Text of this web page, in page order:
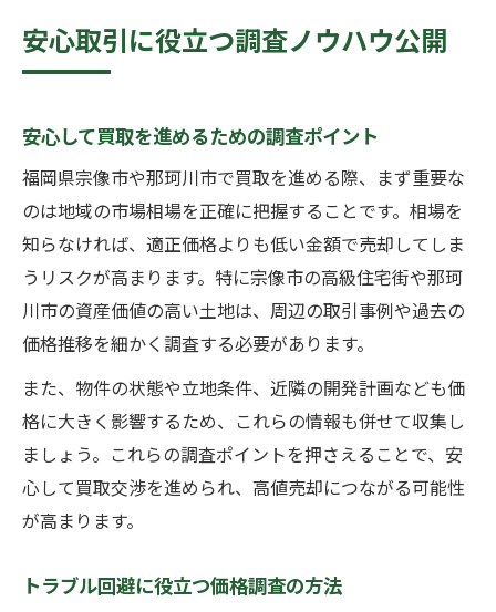
安心取引に役立つ調査ノウハウ公開
安心して買取を進めるための調査ポイント
福岡県宗像市や那珂川市で買取を進める際、まず重要な
のは地域の市場相場を正確に把握することです。相場を
知らなければ、適正価格よりも低い金額で売却してしま
うリスクが高まります。特に宗像市の高級住宅街や那珂
川市の資産価値の高い土地は、周辺の取引事例や過去の
価格推移を細かく調査する必要があります。
また、物件の状態や立地条件、近隣の開発計画なども価
格に大きく影響するため、これらの情報も併せて収集し
ましょう。これらの調査ポイントを押さえることで、安
心して買取交渉を進められ、高値売却につながる可能性
が高まります。
トラブル回避に役立つ価格調査の方法